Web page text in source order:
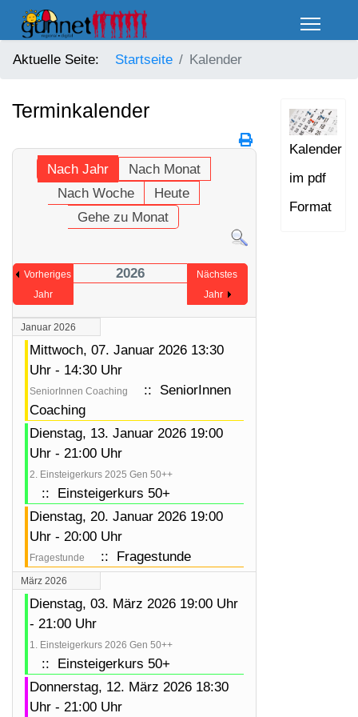
Aktuelle Seite: Startseite Kalender
Terminkalender
Nach Jahr
Nach Monat
Nach Woche
Heute
Gehe zu Monat
Vorheriges
Jahr
2026
Nächstes
Jahr
Januar 2026
Mittwoch, 07. Januar 2026 13:30
Uhr - 14:30 Uhr
SeniorInnen Coaching
:: SeniorInnen
Coaching
Dienstag, 13. Januar 2026 19:00
Uhr - 21:00 Uhr
2. Einsteigerkurs 2025 Gen 50++
:: Einsteigerkurs 50+
Dienstag, 20. Januar 2026 19:00
Uhr - 20:00 Uhr
Fragestunde :: Fragestunde
März 2026
Dienstag, 03. März 2026 19:00 Uhr
- 21:00 Uhr
1. Einsteigerkurs 2026 Gen 50++
:: Einsteigerkurs 50+
Donnerstag, 12. März 2026 18:30
Uhr - 21:00 Uhr
Kalender
im pdf
Format